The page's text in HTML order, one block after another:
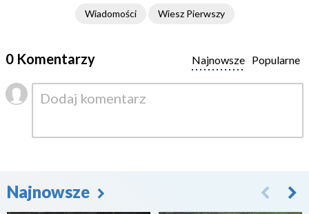
Wiadomości Wiesz Pierwszy
0 Komentarzy Popularne
Najnowsze
Najnowsze